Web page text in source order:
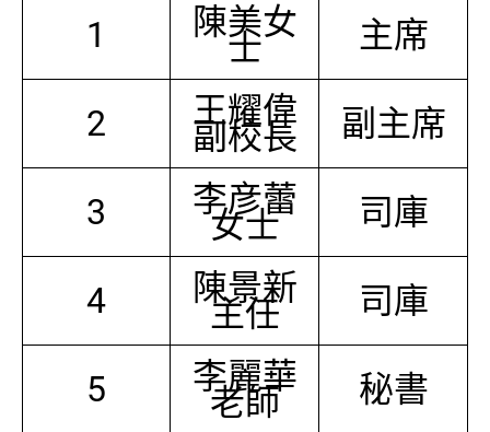
1
陳美女
士 主席
2 王耀偉
副校長 副主席
3 李彦蕾
女士 司庫
4 陳景新
主任 司庫
5 李麗華
老師 秘書